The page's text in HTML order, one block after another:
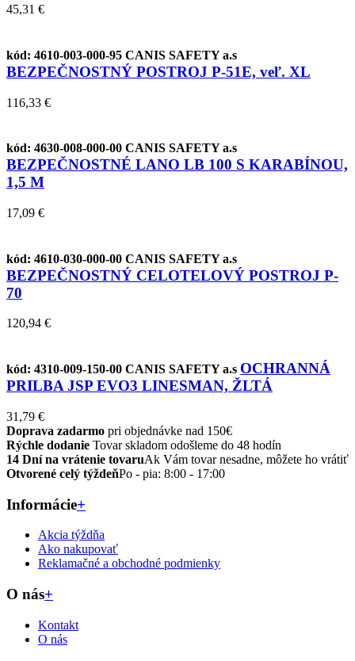
45,31 €
kód: 4610-003-000-95 CANIS SAFETY a.s
BEZPEČNOSTNÝ POSTROJ P-51E, veľ. XL
116,33 €
kód: 4630-008-000-00 CANIS SAFETY a.s
BEZPEČNOSTNÉ LANO LB 100 S KARABÍNOU,
1,5 M
17,09 €
kód: 4610-030-000-00 CANIS SAFETY a.s
BEZPEČNOSTNÝ CELOTELOVÝ POSTROJ P-
70
120,94 €
kód: 4310-009-150-00 CANIS SAFETY a.s OCHRANNÁ
PRILBA JSP EVO3 LINESMAN, ŽLTÁ
31,79 €
Doprava zadarmo pri objednávke nad 150€
Rýchle dodanie Tovar skladom odošleme do 48 hodín
14 Dní na vrátenie tovaruAk Vám tovar nesadne, môžete ho vrátiť
Otvorené celý týždeňPo - pia: 8:00 - 17:00
Informácie+
Akcia týždňa
Ako nakupovať
Reklamačné a obchodné podmienky
O nás+
Kontakt
O nás